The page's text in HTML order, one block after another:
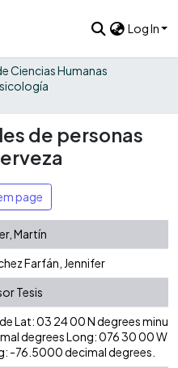
Log In
Ciencias Humanas
de personas
page
Martín
Farfán, Jennifer
Tesis
Lat: 03 24 00 N degrees
degrees Long: 076 30 00 W
-76.5000 decimal degrees.